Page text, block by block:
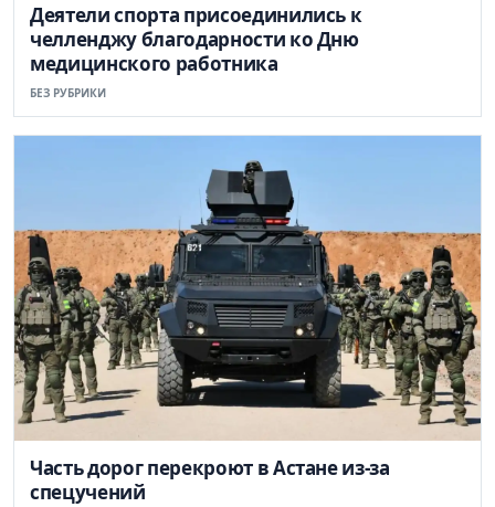
Деятели спорта присоединились к
челленджу благодарности ко Дню
медицинского работника
БЕЗ РУБРИКИ
Часть дорог перекроют в Астане из-за
спецучений